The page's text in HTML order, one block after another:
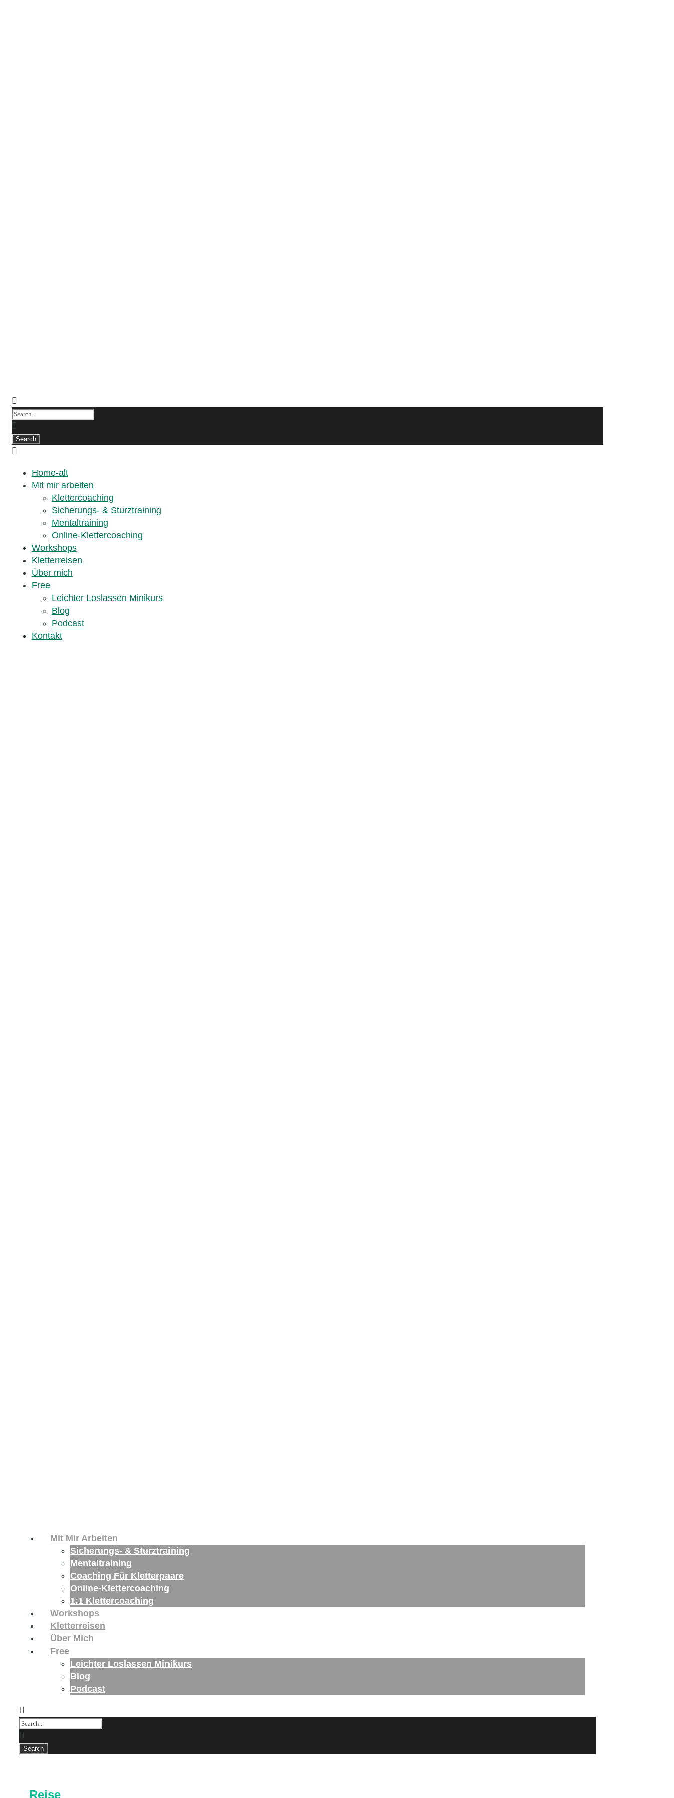
Home-alt
Mit mir arbeiten
Klettercoaching
Sicherungs- & Sturztraining
Mentaltraining
Online-Klettercoaching
Workshops
Kletterreisen
Über mich
Free
Leichter Loslassen Minikurs
Blog
Podcast
Kontakt
Mit Mir Arbeiten
Sicherungs- & Sturztraining
Mentaltraining
Coaching Für Kletterpaare
Online-Klettercoaching
1:1 Klettercoaching
Workshops
Kletterreisen
Über Mich
Free
Leichter Loslassen Minikurs
Blog
Podcast
Reise